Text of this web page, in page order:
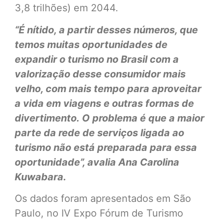
3,8 trilhões) em 2044.
“É nítido, a partir desses números, que
temos muitas oportunidades de
expandir o turismo no Brasil com a
valorização desse consumidor mais
velho, com mais tempo para aproveitar
a vida em viagens e outras formas de
divertimento. O problema é que a maior
parte da rede de serviços ligada ao
turismo não está preparada para essa
oportunidade”, avalia Ana Carolina
Kuwabara.
Os dados foram apresentados em São
Paulo, no IV Expo Fórum de Turismo